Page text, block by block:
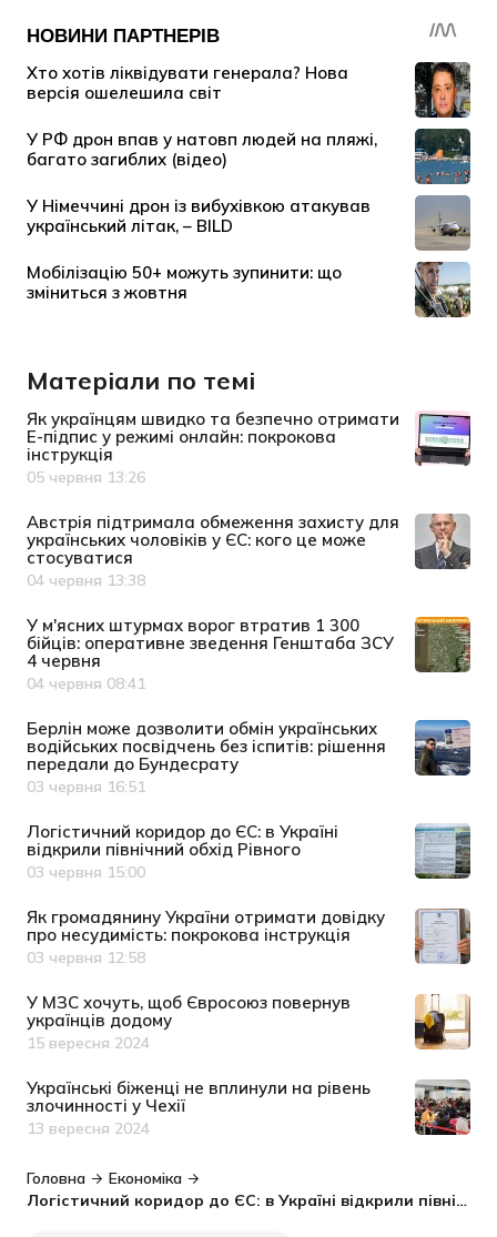
Матеріали по темі
Як українцям швидко та безпечно отримати
Е-підпис у режимі онлайн: покрокова
інструкція
Дата публікації
05 червня 13:26
Австрія підтримала обмеження захисту для
українських чоловіків у ЄС: кого це може
стосуватися
Дата публікації
04 червня 13:38
У м'ясних штурмах ворог втратив 1 300
бійців: оперативне зведення Генштаба ЗСУ
4 червня
Дата публікації
04 червня 08:41
Берлін може дозволити обмін українських
водійських посвідчень без іспитів: рішення
передали до Бундесрату
Дата публікації
03 червня 16:51
Логістичний коридор до ЄС: в Україні
відкрили північний обхід Рівного
Дата публікації
03 червня 15:00
Як громадянину України отримати довідку
про несудимість: покрокова інструкція
Дата публікації
03 червня 12:58
У МЗС хочуть, щоб Євросоюз повернув
українців додому
Дата публікації
15 вересня 2024
Українські біженці не вплинули на рівень
злочинності у Чехії
Дата публікації
13 вересня 2024
Головна
Економіка
Логістичний коридор до ЄС: в Україні відкрили північний обхід Рівного